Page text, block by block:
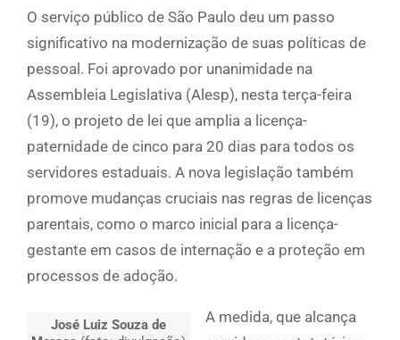
O serviço público de São Paulo deu um passo
significativo na modernização de suas políticas de
pessoal. Foi aprovado por unanimidade na
Assembleia Legislativa (Alesp), nesta terça-feira
(19), o projeto de lei que amplia a licença-
paternidade de cinco para 20 dias para todos os
servidores estaduais. A nova legislação também
promove mudanças cruciais nas regras de licenças
parentais, como o marco inicial para a licença-
gestante em casos de internação e a proteção em
processos de adoção.
José Luiz Souza de
A medida, que alcança